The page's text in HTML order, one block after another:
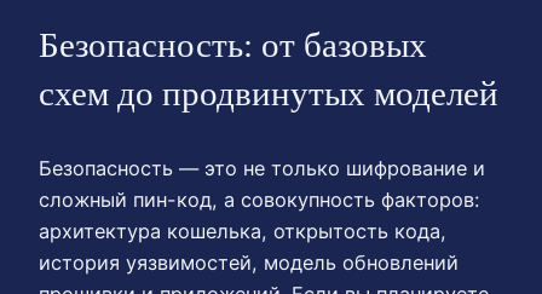
Безопасность: от базовых
схем до продвинутых моделей
Безопасность — это не только шифрование и
сложный пин-код, а совокупность факторов:
архитектура кошелька, открытость кода,
история уязвимостей, модель обновлений